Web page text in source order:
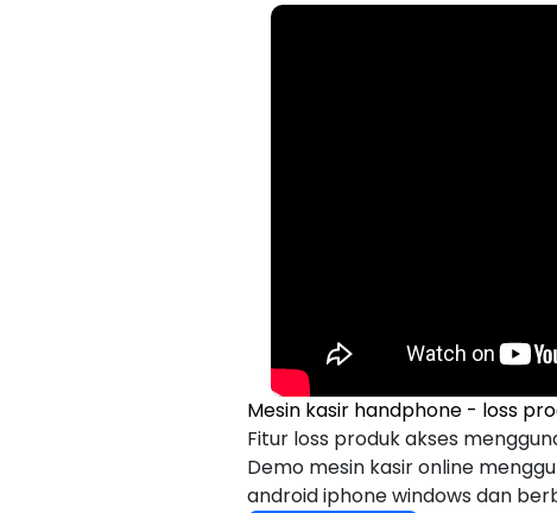
Mesin kasir handphone - loss
Fitur loss produk akses
Demo mesin kasir online
android iphone windows dan